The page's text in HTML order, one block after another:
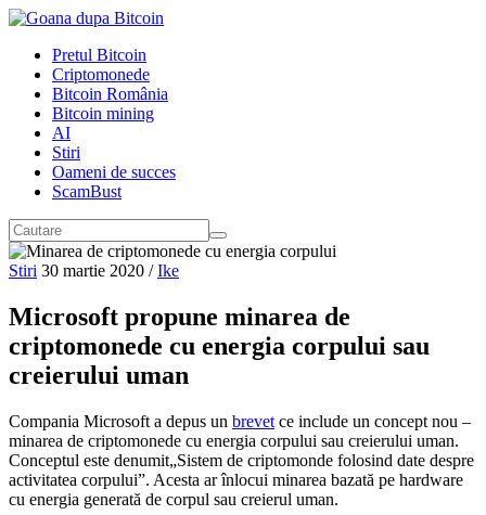
Pretul Bitcoin
Criptomonede
Bitcoin România
Bitcoin mining
AI
Stiri
Oameni de succes
ScamBust
Stiri 30 martie 2020 / Ike
Microsoft propune minarea de
criptomonede cu energia corpului sau
creierului uman
Compania Microsoft a depus un brevet ce include un concept nou –
minarea de criptomonede cu energia corpului sau creierului uman.
Conceptul este denumit„Sistem de criptomonde folosind date despre
activitatea corpului”. Acesta ar înlocui minarea bazată pe hardware
cu energia generată de corpul sau creierul uman.